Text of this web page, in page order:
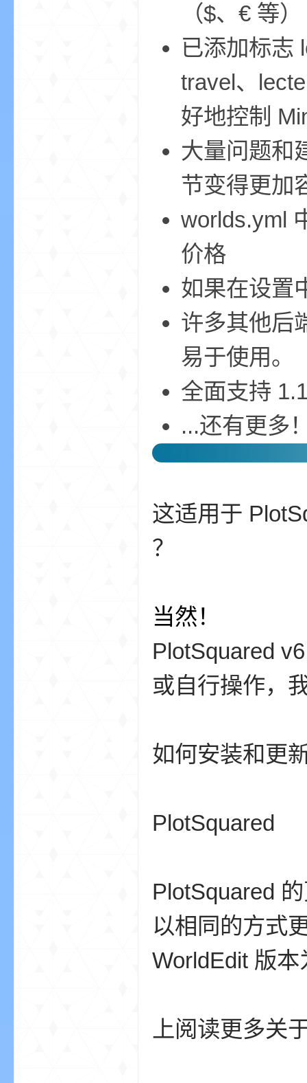
（$、€ 等）
已添加标志
travel、
好地控制
大量问题和
节变得更加
worlds.yml
价格
如果在设置
许多其他后
易于使用。
全面支持
...还有更多
这适用于
？
当然！
PlotSquared
或自行操作，
如何安装和更
PlotSquared
PlotSquared
以相同的方式
WorldEdit 版
上阅读更多关